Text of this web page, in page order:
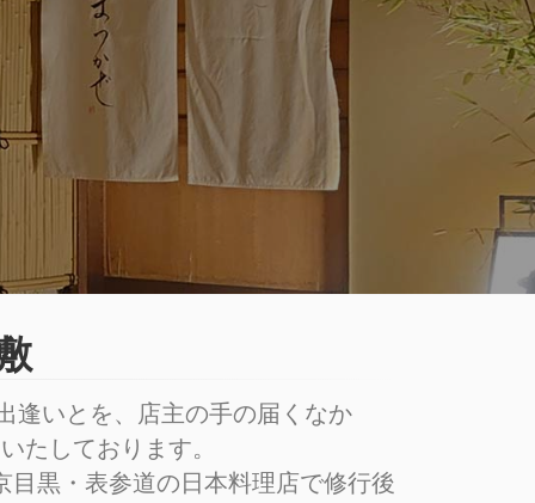
逢いとを、店主の手の届くなか
たしております。
目黒・表参道の日本料理店で修行後